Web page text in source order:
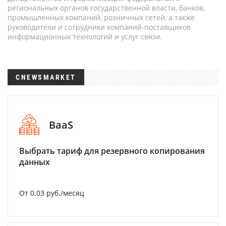
региональных органов государственной власти, банков,
промышленных компаний, розничных сетей, а также
руководители и сотрудники компаний-поставщиков
информационных технологий и услуг связи.
CNEWSMARKET
BaaS
Выбрать тариф для резервного копирования
данных
От 0.03 руб./месяц